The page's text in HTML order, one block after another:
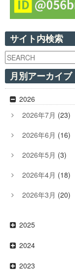
サイト内検索
月別アーカイブ
2026
2026年7月 (23)
2026年6月 (16)
2026年5月 (3)
2026年4月 (18)
2026年3月 (20)
2025
2024
2023